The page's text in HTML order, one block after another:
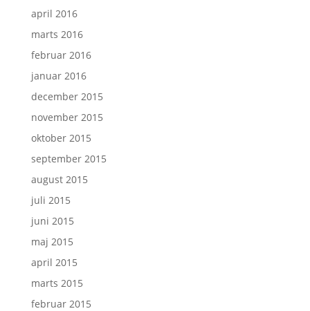
april 2016
marts 2016
februar 2016
januar 2016
december 2015
november 2015
oktober 2015
september 2015
august 2015
juli 2015
juni 2015
maj 2015
april 2015
marts 2015
februar 2015